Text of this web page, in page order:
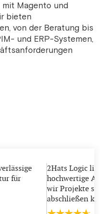
mit Magento und
bieten
von der Beratung bis
und ERP-Systemen,
für
2Hats Logic
hochwertige
wir Projekte
abschließen